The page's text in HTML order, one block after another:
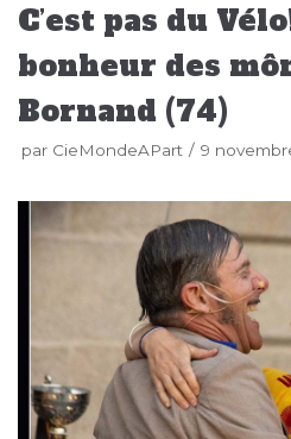
C’est pas du
bonheur des
Bornand (74)
par CieMondeAPart 9